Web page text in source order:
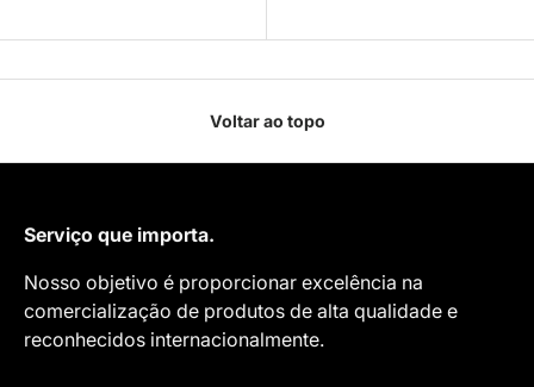
Voltar ao topo
Serviço que importa.
Nosso objetivo é proporcionar excelência na
comercialização de produtos de alta qualidade e
reconhecidos internacionalmente.